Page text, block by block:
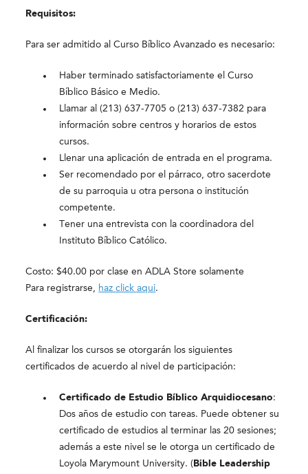
Requisitos:
Para ser admitido al Curso Bíblico Avanzado es necesario:
Haber terminado satisfactoriamente el Curso
Bíblico Básico e Medio.
Llamar al (213) 637-7705 o (213) 637-7382 para
información sobre centros y horarios de estos
cursos.
Llenar una aplicación de entrada en el programa.
Ser recomendado por el párraco, otro sacerdote
de su parroquia u otra persona o institución
competente.
Tener una entrevista con la coordinadora del
Instituto Bíblico Católico.
Costo: $40.00 por clase en ADLA Store solamente
Para registrarse,
haz click aqui.
Certificación:
Al finalizar los cursos se otorgarán los siguientes
certificados de acuerdo al nivel de participación:
Certificado de Estudio Bíblico Arquidiocesano:
Dos años de estudio con tareas. Puede obtener su
certificado de estudios al terminar las 20 sesiones;
además a este nivel se le otorga un certificado de
Loyola Marymount University. ( Bible Leadership